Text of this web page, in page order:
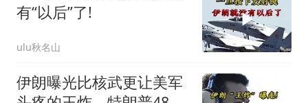
有“以后”了!
ulu秋名山
伊朗曝光比核武更让美军